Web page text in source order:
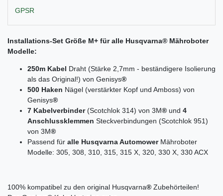
GPSR
Installations-Set Größe M+ für alle Husqvarna® Mähroboter
Modelle:
250m Kabel Draht (Stärke 2,7mm - beständigere Isolierung
als das Original!) von Genisys®
500 Haken Nägel (verstärkter Kopf und Amboss) von
Genisys®
7 Kabelverbinder(Scotchlok 314) von 3M® und 4
Anschlussklemmen Steckverbindungen (Scotchlok 951)
von 3M®
Passend für alle Husqvarna AutomowerMähroboter
Modelle: 305, 308, 310, 315, 315 X, 320, 330 X, 330 ACX
100% kompatibel zu den original Husqvarna® Zubehörteilen!